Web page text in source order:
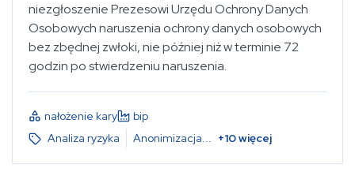
niezgłoszenie Prezesowi Urzędu Ochrony Danych
Osobowych naruszenia ochrony danych osobowych
bez zbędnej zwłoki, nie później niż w terminie 72
godzin po stwierdzeniu naruszenia.
nałożenie kary
bip
Analiza ryzyka
Anonimizacja... +10więcej